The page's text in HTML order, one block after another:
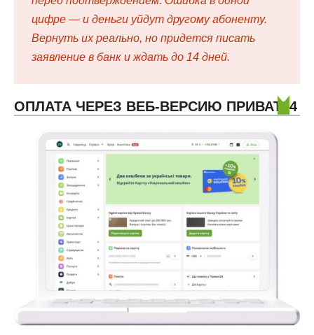
цифре — и деньги уйдут другому абоненту.
Вернуть их реально, но придется писать
заявление в банк и ждать до 14 дней.
ОПЛАТА ЧЕРЕЗ ВЕБ-ВЕРСИЮ ПРИВАТ24